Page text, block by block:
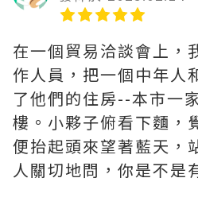
在一個貿易洽談會上，
作人員，把一個中年人
了他們的住房--本市一
樓。小夥子俯看下麵，
便抬起頭來望著藍天，
人關切地問，你是不是